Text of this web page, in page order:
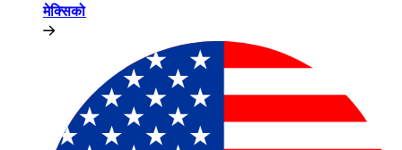
मेक्सिको​​